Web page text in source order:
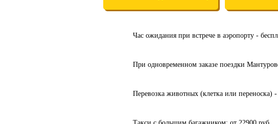
Час ожидания при встрече в аэропорту -
При одновременном заказе поездки
Перевозка животных (клетка или переноска) -